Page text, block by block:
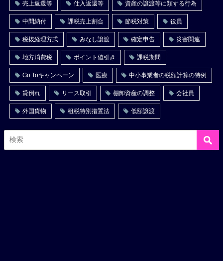
売上返還等 仕入返還等 資産の譲渡等に類する行為
中間納付 課税売上割合 節税対策 役員
税抜経理方式 みなし譲渡 確定申告 災害関連
地方消費税 ポイント値引き 課税期間
Go Toキャンペーン 医療 中小事業者の税額計算の特例
貸倒れ リース取引 棚卸資産の調整 会社員
外国貨物 租税特別措置法 低額譲渡